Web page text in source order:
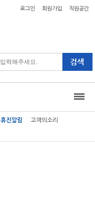
로그인 회원가입 직원공간
휴진알림 고객의소리